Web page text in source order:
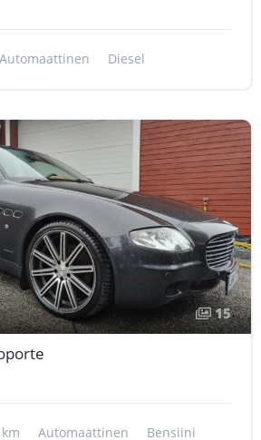
Automaattinen Diesel
15
Automaattinen Bensiini